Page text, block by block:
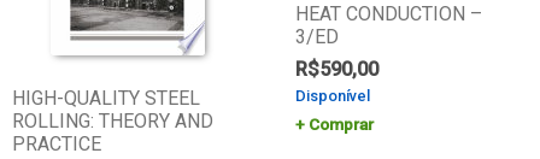
HIGH-QUALITY STEEL
ROLLING: THEORY AND
PRACTICE
HEAT CONDUCTION –
3/ED
R$590,00
Disponível
Comprar